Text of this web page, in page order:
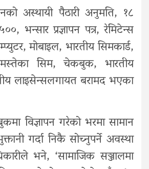
अस्थायी पैठारी अनुमति, १८
भन्सार प्रज्ञापन पत्र, रेमिटेन्स
मोबाइल, भारतीय सिमकार्ड,
सिम, चेकबुक, भारतीय
लाइसेन्सलगायत बरामद भएका
विज्ञापन गरेको भरमा सामान
गर्दा निकै सोच्नुपर्ने अवस्था
भने, ‘सामाजिक सञ्जालमा